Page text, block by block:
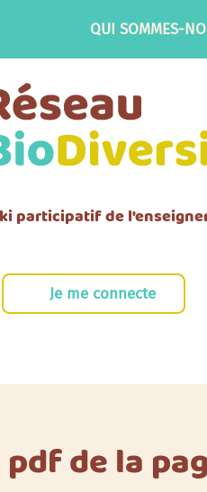
QUI SOMMES-
participatif de
Je me connecte
de la